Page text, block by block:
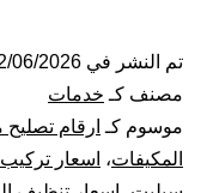
تم النشر في 06/2026
مصنف كـ خدمات
موسوم كـ ارقام
المكيفات، اسعار